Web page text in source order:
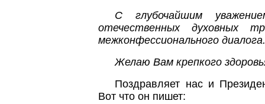
С глубочайшим
отечественных духовных
межконфессионального диалога.
Желаю Вам крепкого
Поздравляет нас и
Вот что он пишет: